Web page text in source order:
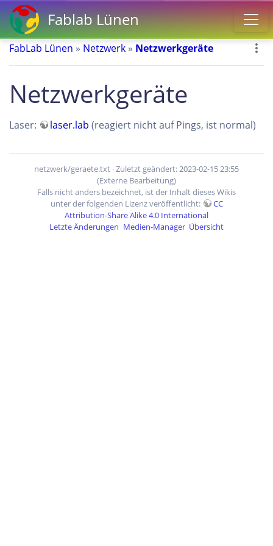
Fablab Lünen
FabLab Lünen » Netzwerk » Netzwerkgeräte
Netzwerkgeräte
Laser: laser.lab (reagiert nicht auf Pings, ist normal)
netzwerk/geraete.txt · Zuletzt geändert: 2023-02-15 23:55
(Externe Bearbeitung)
Falls nicht anders bezeichnet, ist der Inhalt dieses Wikis
unter der folgenden Lizenz veröffentlicht:
CC
Attribution-Share Alike 4.0 International
Letzte Änderungen Medien-Manager Übersicht